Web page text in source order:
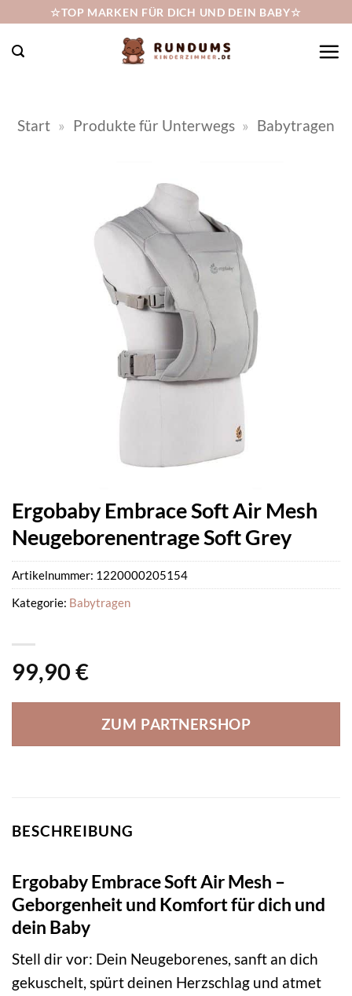
springen
☆TOP MARKEN FÜR DICH UND DEIN BABY☆
Start » Produkte für Unterwegs » Babytragen
Ergobaby Embrace Soft Air Mesh
Neugeborenentrage Soft Grey
99,90 €
ZUM PARTNERSHOP
Artikelnummer: 1220000205154
Kategorie: Babytragen
BESCHREIBUNG
Ergobaby Embrace Soft Air Mesh –
Geborgenheit und Komfort für dich und
dein Baby
Stell dir vor: Dein Neugeborenes, sanft an dich
gekuschelt, spürt deinen Herzschlag und atmet